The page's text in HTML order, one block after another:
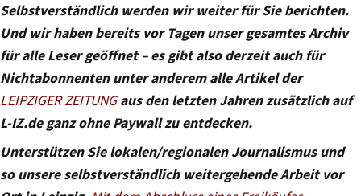
Selbstverständlich werden wir weiter für Sie berichten.
Und wir haben bereits vor Tagen unser gesamtes Archiv
für alle Leser geöffnet – es gibt also derzeit auch für
Nichtabonnenten unter anderem alle Artikel der
LEIPZIGER ZEITUNGaus den letzten Jahren zusätzlich auf
L-IZ.de ganz ohne Paywall zu entdecken.
Unterstützen Sie lokalen/regionalen Journalismus und
so unsere selbstverständlich weitergehende Arbeit vor